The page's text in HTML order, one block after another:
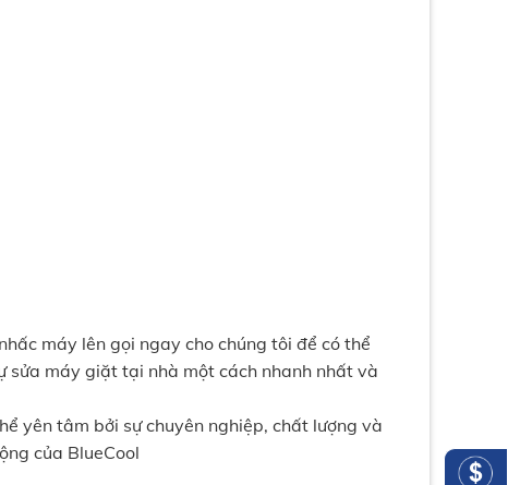
máy lên gọi ngay cho chúng tôi để có thể
sửa máy giặt tại nhà một cách nhanh nhất và
yên tâm bởi sự chuyên nghiệp, chất lượng và
của BlueCool